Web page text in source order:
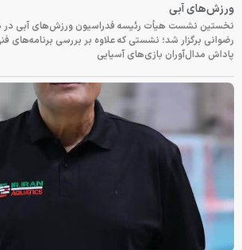
ورزش‌های آبی
نخستین نشست هیأت رئیسه فدراسیون ورزش‌های آبی در
رضوانی برگزار شد؛ نشستی که علاوه بر بررسی برنامه‌های
پاداش مدال‌آوران بازی‌های آسیایی